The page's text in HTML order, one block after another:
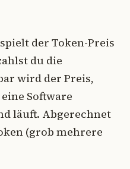
der Token-Preis
du die
wird der Preis,
Software
läuft. Abgerechnet
(grob mehrere